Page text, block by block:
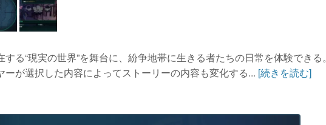
る“現実の世界”を舞台に、紛争地帯に生きる者たちの日常を体験できる。
ーが選択した内容によってストーリーの内容も変化する... [続きを読む]